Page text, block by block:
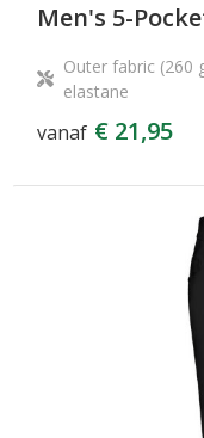
Men's 5-
Outer fabric (260
elastane
vanaf € 21,95